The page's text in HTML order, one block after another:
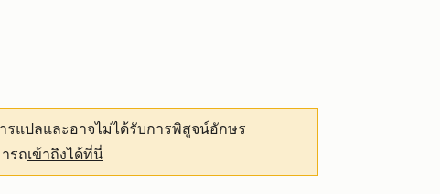
แปลและอาจไม่ได้รับการพิสูจน์อักษร
รถเข้าถึงได้ที่นี่